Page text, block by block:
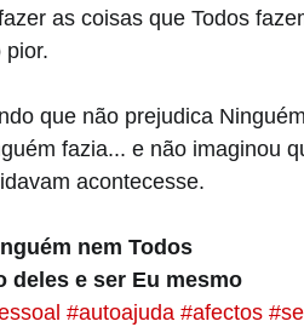
as coisas que Todos
pior.
que não prejudica
fazia... e não imaginou
acontecesse.
nem Todos
deles e ser Eu mesmo
#autoajuda #afectos